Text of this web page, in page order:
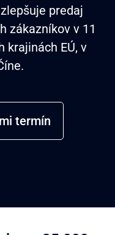
predaj
zákazníkov v 11
krajinách EÚ, v
termín